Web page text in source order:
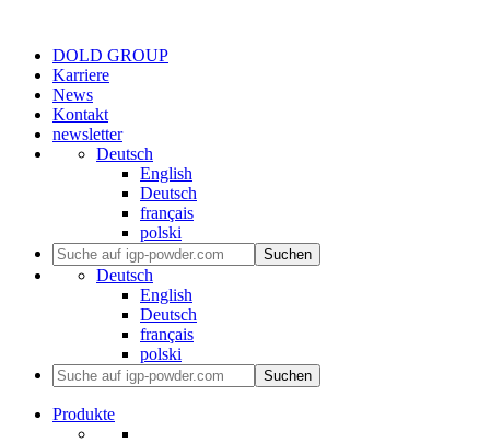
DOLD GROUP
Karriere
News
Kontakt
newsletter
Deutsch
English
Deutsch
français
polski
Suchen
Deutsch
English
Deutsch
français
polski
Suchen
Produkte